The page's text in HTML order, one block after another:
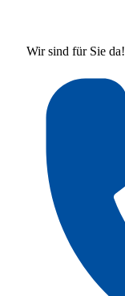
Wir sind für Sie da!